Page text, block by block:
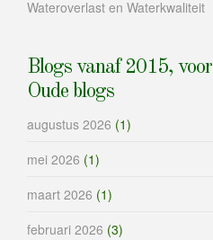
Wateroverlast en Waterkwaliteit
Blogs vanaf 2015,
Oude blogs
augustus 2026 (1)
mei 2026 (1)
maart 2026 (1)
februari 2026 (3)